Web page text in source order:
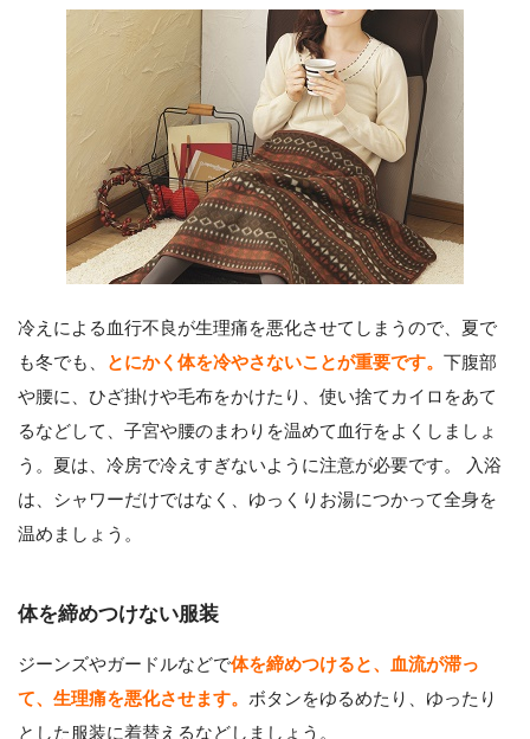
冷えによる血行不良が生理痛を悪化させてしまうので、夏で
も冬でも、
とにかく体を冷やさないことが重要です。 下腹部
や腰に、ひざ掛けや毛布をかけたり、使い捨てカイロをあて
るなどして、子宮や腰のまわりを温めて血行をよくしましょ
う。夏は、冷房で冷えすぎないように注意が必要です。 入浴
は、シャワーだけではなく、ゆっくりお湯につかって全身を
温めましょう。
体を締めつけない服装
ジーンズやガードルなどで体を締めつけると、血流が滞っ
て、生理痛を悪化させます。 ボタンをゆるめたり、ゆったり
とした服装に着替えるなどしましょう。